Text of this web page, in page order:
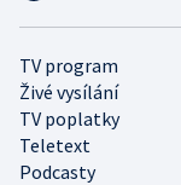
TV program
Živé vysílání
TV poplatky
Teletext
Podcasty